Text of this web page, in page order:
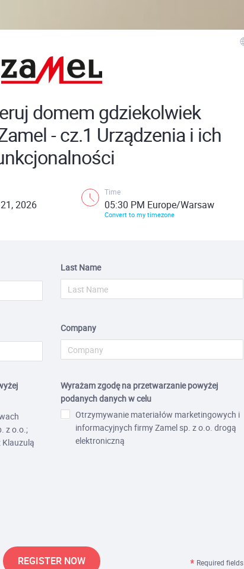
domem gdziekolwiek
- cz.1 Urządzenia i ich
2026
Time
05:30 PM Europe/Warsaw
Convert to my timezone
Last Name
Company
z o.o.;
Klauzulą
Wyrażam zgodę na przetwarzanie powyżej
podanych danych w celu
Otrzymywanie materiałów marketingowych i
informacyjnych firmy Zamel sp. z o.o. drogą
elektroniczną
Required fields
REGISTER NOW